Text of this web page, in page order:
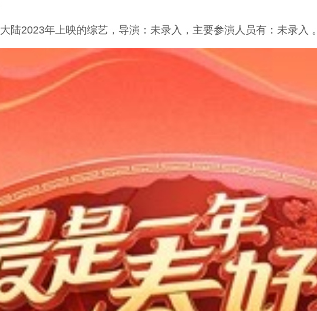
陆2023年上映的综艺，导演：未录入，主要参演人员有：未录入 。